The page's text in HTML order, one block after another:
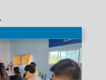
formación dura 2
por Dante
árbitros de la
de Futsal). Los